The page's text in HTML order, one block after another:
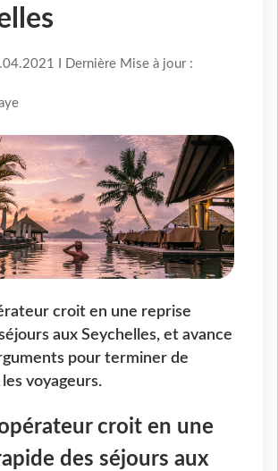
I Dernière Mise à jour :
croit en une reprise
aux Seychelles, et avance
pour terminer de
voyageurs.
croit en une
des séjours aux